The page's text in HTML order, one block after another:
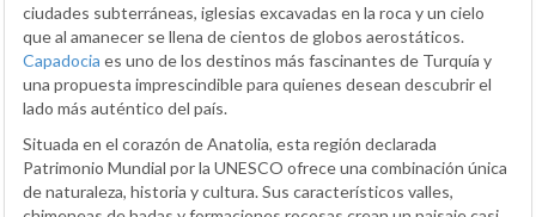
ciudades subterráneas, iglesias excavadas en la roca y un cielo
que al amanecer se llena de cientos de globos aerostáticos.
Capadocia es uno de los destinos más fascinantes de Turquía y
una propuesta imprescindible para quienes desean descubrir el
lado más auténtico del país.
Situada en el corazón de Anatolia, esta región declarada
Patrimonio Mundial por la UNESCO ofrece una combinación única
de naturaleza, historia y cultura. Sus característicos valles,